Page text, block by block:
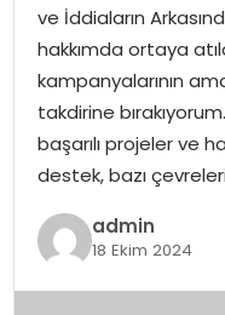
SAĞLIK
SIYASET
SPOR
TEKNOLOJI
ve İddiaların
hakkımda ortaya
kampanyalarının
takdirine
başarılı projeler ve
destek, bazı
admin
18 Ekim 2024